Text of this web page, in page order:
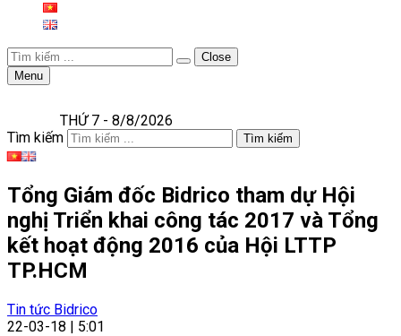
Close
Menu
THỨ 7 - 8/8/2026
Tìm kiếm
Tìm kiếm
Tổng Giám đốc Bidrico tham dự Hội
nghị Triển khai công tác 2017 và Tổng
kết hoạt động 2016 của Hội LTTP
TP.HCM
Tin tức Bidrico
22-03-18 | 5:01